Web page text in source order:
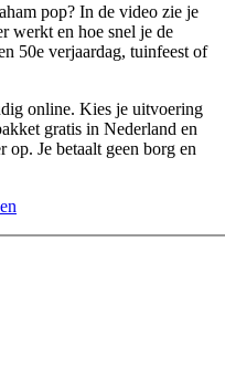
pop? In de video zie je
werkt en hoe snel je de
50e verjaardag, tuinfeest of
online. Kies je uitvoering
gratis in Nederland en
Je betaalt geen borg en